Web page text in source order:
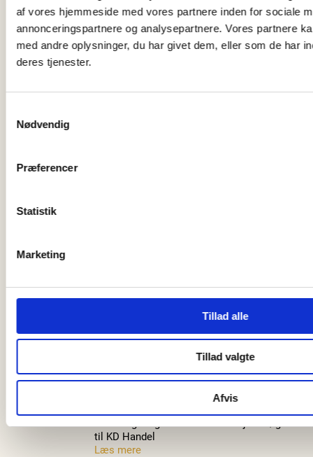
af vores hjemmeside med vores partnere inden for sociale
annonceringspartnere og analysepartnere. Vores partnere
med andre oplysninger, du har givet dem, eller som de har
deres tjenester.
Nødvendig
Præferencer
Statistik
Marketing
Tillad alle
Tillad valgte
Afvis
JOB I
Oplevelsescenter Maskinrummet søger
køkkenmedhjælper til Den Grønne Grill
Læs mere
Sorterings- og kvalitetsmedarbejder søges
til KD Handel
Læs mere